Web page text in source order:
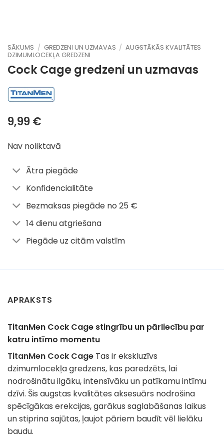
SĀKUMS / GREDZENI UN UZMAVAS / AUGSTĀKĀS KVALITĀTES
DZIMUMLOCEKĻA GREDZENI
Cock Cagegredzeni un uzmavas
9,99€
Nav noliktavā
Ātra piegāde
Konfidencialitāte
Bezmaksas piegāde no 25 €
14 dienu atgriešana
Piegāde uz citām valstīm
APRAKSTS
TitanMen Cock Cage stingrību un pārliecību par
katru intīmo momentu
TitanMen Cock Cage Tas ir ekskluzīvs
dzimumlocekļa gredzens, kas paredzēts, lai
nodrošinātu ilgāku, intensīvāku un patīkamu intīmu
dzīvi. Šis augstas kvalitātes aksesuārs nodrošina
spēcīgākas erekcijas, garākus saglabāšanas laikus
un stiprina sajūtas, ļaujot pāriem baudīt vēl lielāku
baudu.